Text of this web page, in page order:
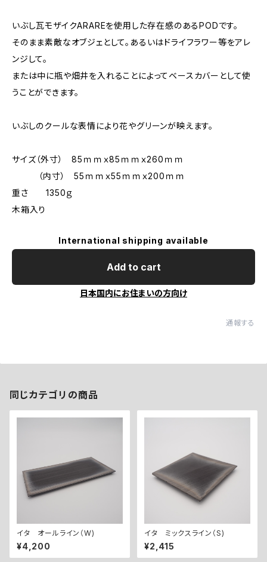
いぶし瓦モザイクARAREを使用した存在感のあるPODです。
そのまま素敵なオブジェとして。あるいはドライフラワー等をアレ
ンジして。
または中に瓶や畑井を入れることによってベースカバーとして使
うことができます。
いぶしのクールな表情により花やグリーンが映えます。
サイズ（外寸） 85ｍｍｘ85ｍｍｘ260ｍｍ
（内寸） 55ｍｍｘ55ｍｍｘ200ｍｍ
重さ 1350ｇ
木箱入り
International shipping available
Add to cart
日本国内にお住まいの方向け
通報する
同じカテゴリの商品
イタ オールライン（W)
¥4,200
イタ ミックスライン（S)
¥2,415